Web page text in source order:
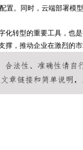
置。同时，云端部署模
化转型的重要工具，也
撑，推动企业在激烈的